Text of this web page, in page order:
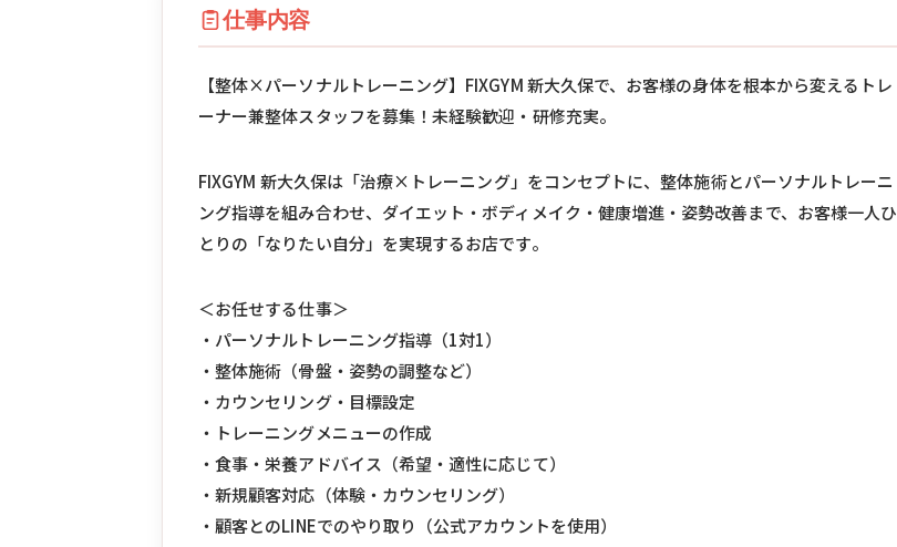
仕事内容
【整体×パーソナルトレーニング】FIXGYM 新大久保で、お客様の身体を根本から変えるトレ
ーナー兼整体スタッフを募集！未経験歓迎・研修充実。
FIXGYM 新大久保は「治療×トレーニング」をコンセプトに、整体施術とパーソナルトレーニ
ング指導を組み合わせ、ダイエット・ボディメイク・健康増進・姿勢改善まで、お客様一人ひ
とりの「なりたい自分」を実現するお店です。
＜お任せする仕事＞
・パーソナルトレーニング指導（1対1）
・整体施術（骨盤・姿勢の調整など）
・カウンセリング・目標設定
・トレーニングメニューの作成
・食事・栄養アドバイス（希望・適性に応じて）
・新規顧客対応（体験・カウンセリング）
・顧客とのLINEでのやり取り（公式アカウントを使用）